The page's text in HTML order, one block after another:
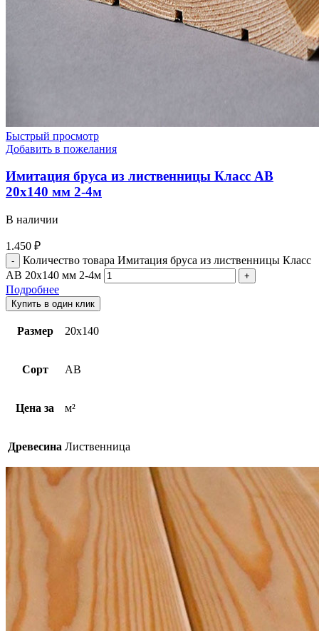
Быстрый просмотр
Добавить в пожелания
Имитация бруса из лиственницы Класс AB
20х140 мм 2-4м
В наличии
1.450 ₽
Количество товара Имитация бруса из лиственницы Класс
AB 20х140 мм 2-4м
Подробнее
Купить в один клик
Размер 20х140
Сорт AB
Цена за м²
Древесина Лиственница